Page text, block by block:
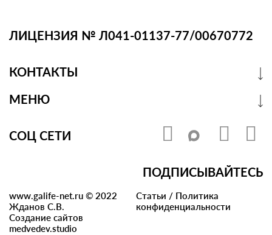
ЛИЦЕНЗИЯ № Л041-01137-77/00670772
КОНТАКТЫ
МЕНЮ
СОЦ СЕТИ
ПОДПИСЫВАЙТЕСЬ
www.galife-net.ru © 2022
Жданов С.В.
Создание сайтов
medvedev.studio
Статьи / Политика
конфиденциальности